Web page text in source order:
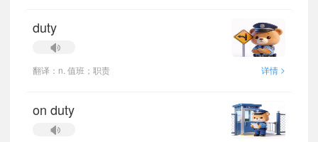
duty
翻译：n. 值班；职责 详情 >
on duty